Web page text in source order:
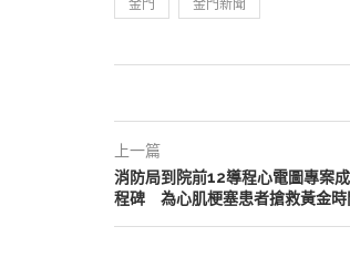
金門 金門新聞
上一篇
消防局到院前12導程心電圖專案
程碑 為心肌梗塞患者搶救黃金時